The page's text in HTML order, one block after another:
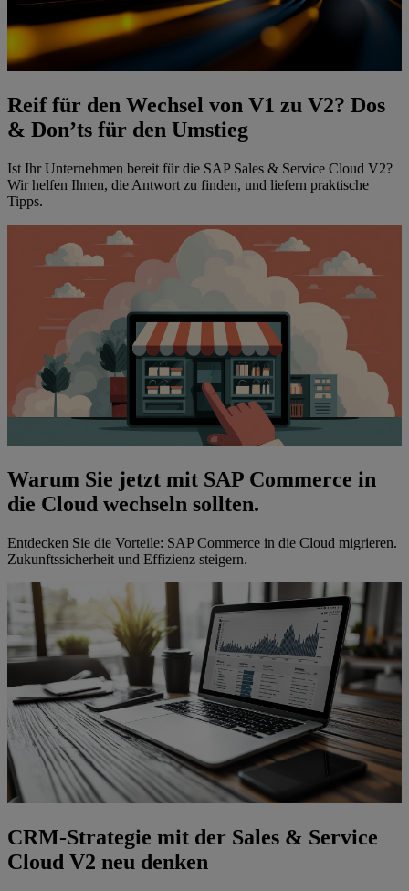
Reif für den Wechsel von V1 zu V2? Dos
& Don’ts für den Umstieg
Ist Ihr Unternehmen bereit für die SAP Sales & Service Cloud V2?
Wir helfen Ihnen, die Antwort zu finden, und liefern praktische
Tipps.
Warum Sie jetzt mit SAP Commerce in
die Cloud wechseln sollten.
Entdecken Sie die Vorteile: SAP Commerce in die Cloud migrieren.
Zukunftssicherheit und Effizienz steigern.
CRM-Strategie mit der Sales & Service
Cloud V2 neu denken